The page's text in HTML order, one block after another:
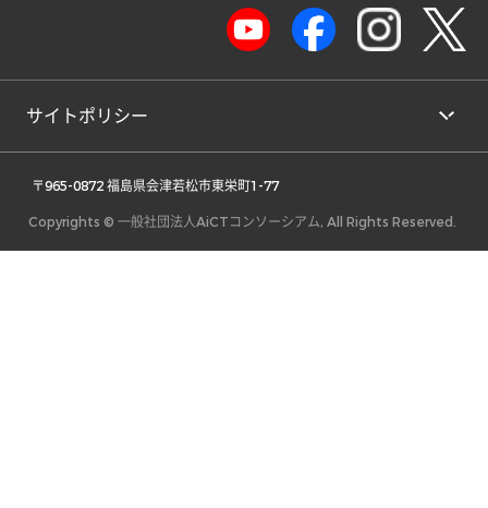
サイトポリシー
〒965-0872 福島県会津若松市東栄町1-77
Copyrights © 一般社団法人AiCTコンソーシアム, All Rights Reserved.